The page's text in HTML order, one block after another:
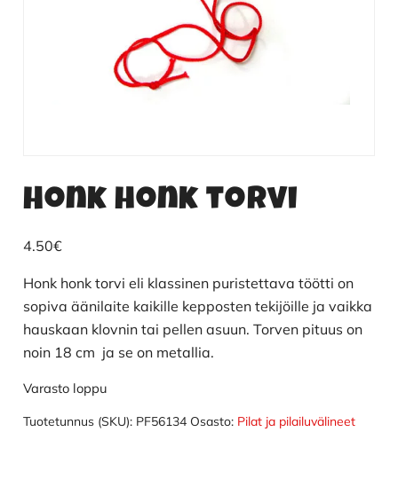
Honk honk torvi
4.50€
Honk honk torvi eli klassinen puristettava töötti on
sopiva äänilaite kaikille kepposten tekijöille ja vaikka
hauskaan klovnin tai pellen asuun. Torven pituus on
noin 18 cm ja se on metallia.
Varasto loppu
Tuotetunnus (SKU): PF56134 Osasto: Pilat ja pilailuvälineet